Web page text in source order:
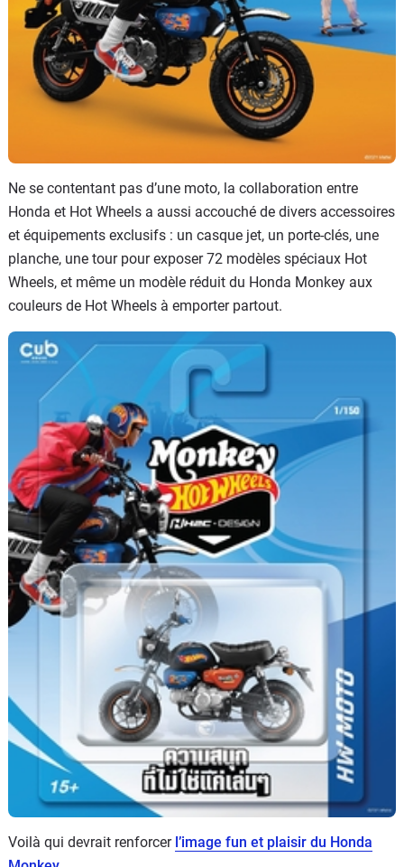
Ne se contentant pas d’une moto, la collaboration entre
Honda et Hot Wheels a aussi accouché de divers accessoires
et équipements exclusifs : un casque jet, un porte-clés, une
planche, une tour pour exposer 72 modèles spéciaux Hot
Wheels, et même un modèle réduit du Honda Monkey aux
couleurs de Hot Wheels à emporter partout.
Voilà qui devrait renforcer l’image fun et plaisir du Honda